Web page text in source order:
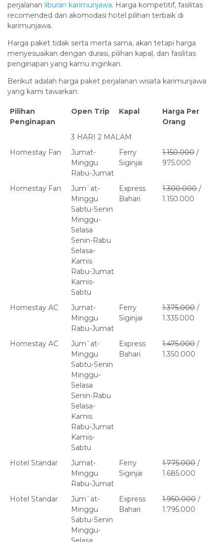
perjalanan liburan karimunjawa. Harga kompetitif, fasilitas
recomended dan akomodasi hotel pilihan terbaik di
karimunjawa.
Harga paket tidak serta merta sama, akan tetapi harga
menyesuaikan dengan durasi, pilihan kapal, dan fasilitas
penginapan yang kamu inginkan.
Berikut adalah harga paket perjalanan wisata karimunjawa
yang kami tawarkan:
Pilihan
Penginapan
Open Trip Kapal
Harga Per
Orang
3 HARI 2 MALAM
Homestay Fan
Jumat-
Minggu
Rabu-Jumat
Ferry
Siginjai
1.150.000 /
975.000
Homestay Fan
Jum`at-
Minggu
Sabtu-Senin
Minggu-
Selasa
Senin-Rabu
Selasa-
Kamis
Rabu-Jumat
Kamis-
Sabtu
Express
Bahari
1.300.000 /
1.150.000
Homestay AC
Jumat-
Minggu
Rabu-Jumat
Ferry
Siginjai
1.375.000 /
1.335.000
Homestay AC
Jum`at-
Minggu
Sabtu-Senin
Minggu-
Selasa
Senin-Rabu
Selasa-
Kamis
Rabu-Jumat
Kamis-
Sabtu
Express
Bahari
1.475.000 /
1.350.000
Hotel Standar
Jumat-
Minggu
Rabu-Jumat
Ferry
Siginjai
1.775.000 /
1.685.000
Hotel Standar
Jum`at-
Minggu
Sabtu-Senin
Minggu-
Express
Bahari
1.950.000 /
1.795.000